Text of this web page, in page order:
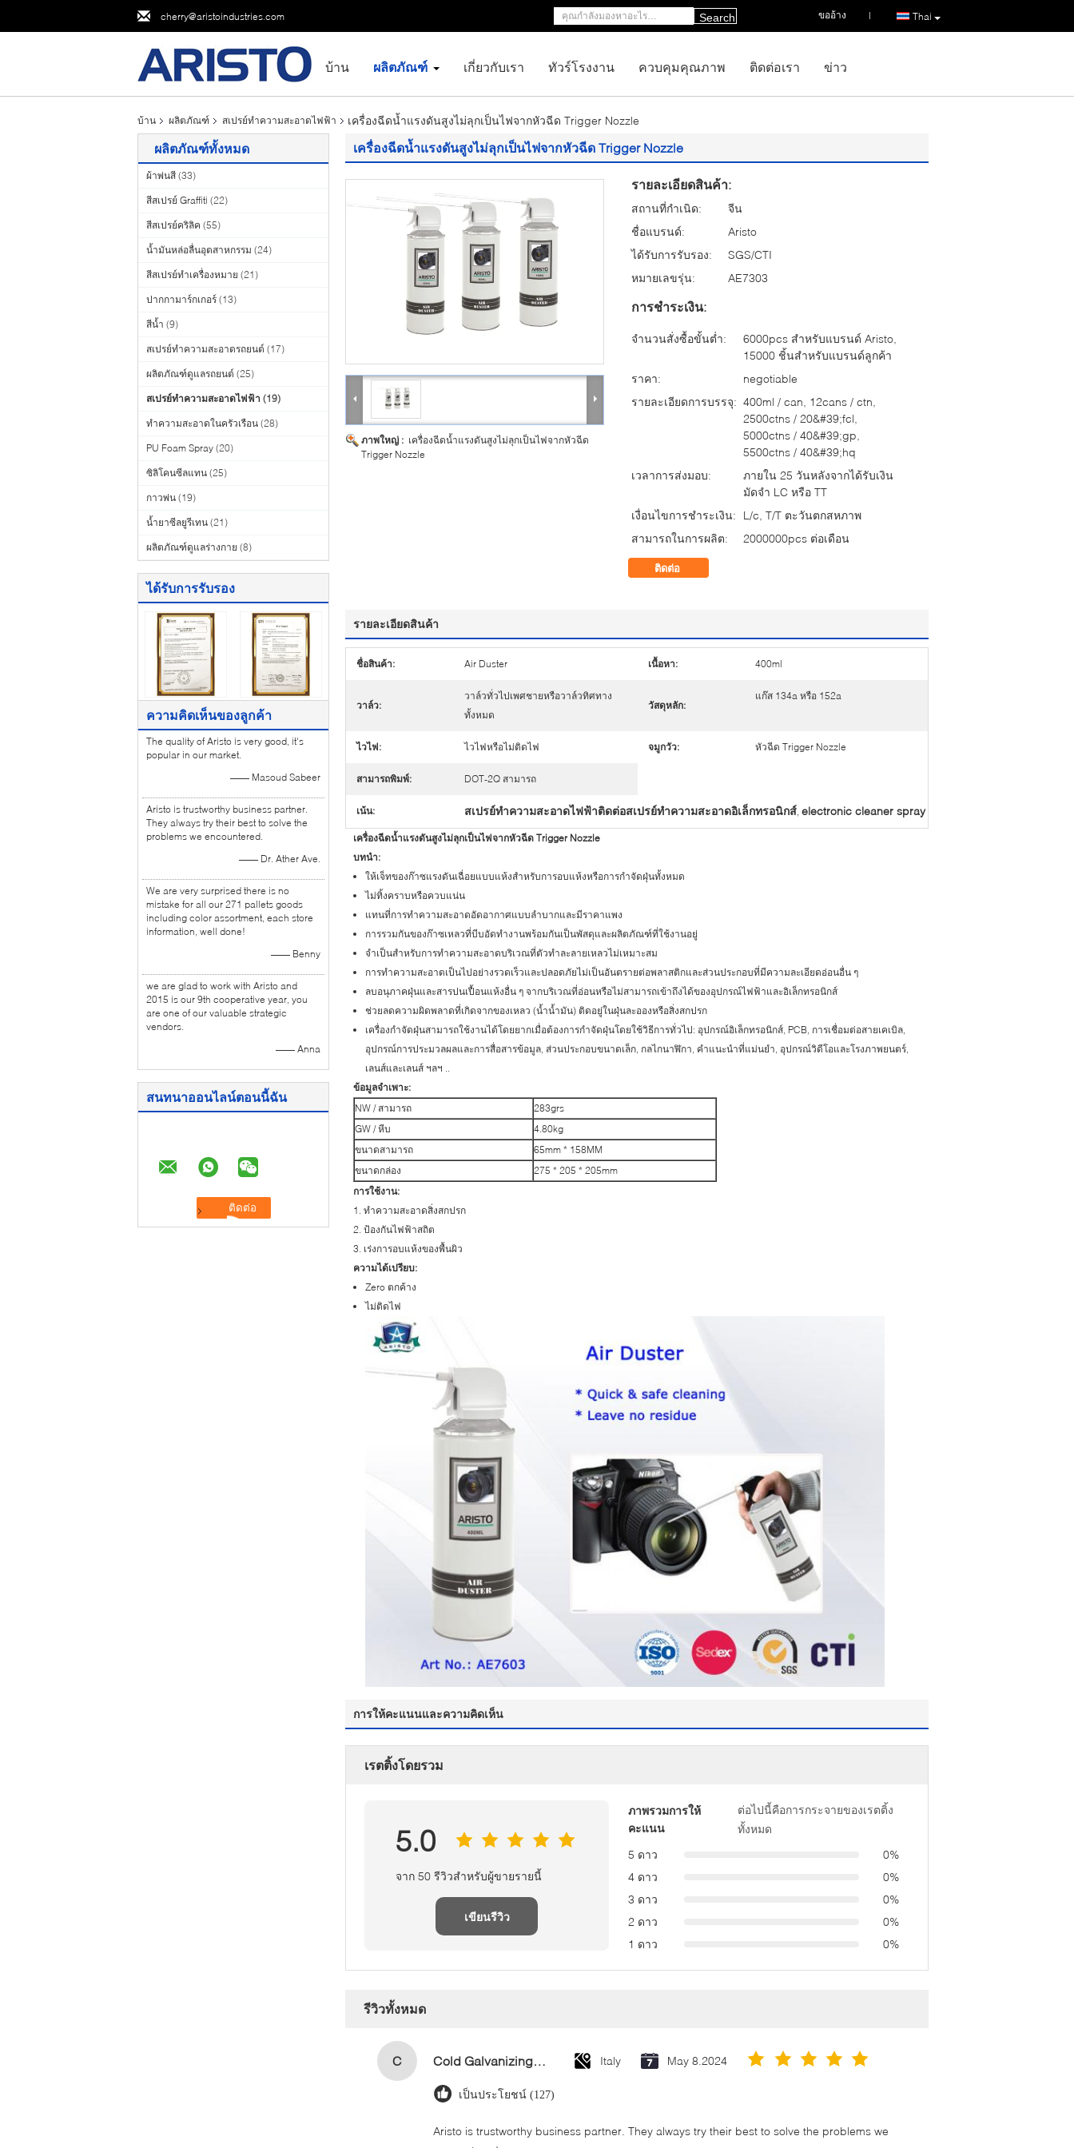
cherry@aristoindustries.com Thai
ขออ้าง |
Search
บ้าน ผลิตภัณฑ์ เกี่ยวกับเรา ทัวร์โรงงาน ควบคุมคุณภาพ ติดต่อเรา ข่าว
บ้าน ผลิตภัณฑ์ สเปรย์ทำความสะอาดไฟฟ้า เครื่องฉีดน้ำแรงดันสูงไม่ลุกเป็นไฟจากหัวฉีด Trigger Nozzle
ผลิตภัณฑ์ทั้งหมด
ผ้าพ่นสี (33)
สีสเปรย์ Graffiti (22)
สีสเปรย์คริลิค (55)
น้ำมันหล่อลื่นอุตสาหกรรม (24)
สีสเปรย์ทำเครื่องหมาย (21)
ปากกามาร์กเกอร์ (13)
สีน้ำ (9)
สเปรย์ทำความสะอาดรถยนต์ (17)
ผลิตภัณฑ์ดูแลรถยนต์ (25)
สเปรย์ทำความสะอาดไฟฟ้า (19)
ทำความสะอาดในครัวเรือน (28)
PU Foam Spray (20)
ซิลิโคนซีลแทน (25)
กาวพ่น (19)
น้ำยาซีลยูรีเทน (21)
ผลิตภัณฑ์ดูแลร่างกาย (8)
ได้รับการรับรอง
ความคิดเห็นของลูกค้า
The quality of Aristo is very good, it's
popular in our market.
—— Masoud Sabeer
Aristo is trustworthy business partner.
They always try their best to solve the
problems we encountered.
—— Dr. Ather Ave.
We are very surprised there is no
mistake for all our 271 pallets goods
including color assortment, each store
information, well done!
—— Benny
we are glad to work with Aristo and
2015 is our 9th cooperative year, you
are one of our valuable strategic
vendors.
—— Anna
สนทนาออนไลน์ตอนนี้ฉัน
เครื่องฉีดน้ำแรงดันสูงไม่ลุกเป็นไฟจากหัวฉีด Trigger Nozzle
ภาพใหญ่ : เครื่องฉีดน้ำแรงดันสูงไม่ลุกเป็นไฟจากหัวฉีด
Trigger Nozzle
รายละเอียดสินค้า:
สถานที่กำเนิด:
จีน
ชื่อแบรนด์:
Aristo
ได้รับการรับรอง:
SGS/CTI
หมายเลขรุ่น:
AE7303
การชำระเงิน:
จำนวนสั่งซื้อขั้นต่ำ:
6000pcs สำหรับแบรนด์ Aristo,
15000 ชิ้นสำหรับแบรนด์ลูกค้า
ราคา:
negotiable
รายละเอียดการบรรจุ: 400ml / can, 12cans / ctn,
2500ctns / 20&#39;fcl,
5000ctns / 40&#39;gp,
5500ctns / 40&#39;hq
เวลาการส่งมอบ:
ภายใน 25 วันหลังจากได้รับเงิน
มัดจำ LC หรือ TT
เงื่อนไขการชำระเงิน:
L/c, T/T ตะวันตกสหภาพ
สามารถในการผลิต:
2000000pcs ต่อเดือน
ติดต่อ
รายละเอียดสินค้า
ชื่อสินค้า: Air Duster เนื้อหา: 400ml
วาล์ว:
วาล์วทั่วไปเพศชายหรือวาล์วทิศทาง
ทั้งหมด
วัสดุหลัก:
แก๊ส 134a หรือ 152a
ไวไฟ: ไวไฟหรือไม่ติดไฟ จมูกวัว: หัวฉีด Trigger Nozzle
สามารถพิมพ์: DOT-2Q สามารถ
เน้น: สเปรย์ทำความสะอาดไฟฟ้าติดต่อสเปรย์ทำความสะอาดอิเล็กทรอนิกส์, electronic cleaner spray
เครื่องฉีดน้ำแรงดันสูงไม่ลุกเป็นไฟจากหัวฉีด Trigger Nozzle
บทนำ:
ให้เจ็ทของก๊าซแรงดันเฉื่อยแบบแห้งสำหรับการอบแห้งหรือการกำจัดฝุ่นทั้งหมด
ไม่ทิ้งคราบหรือควบแน่น
แทนที่การทำความสะอาดอัดอากาศแบบลำบากและมีราคาแพง
การรวมกันของก๊าซเหลวที่บีบอัดทำงานพร้อมกันเป็นพัสดุและผลิตภัณฑ์ที่ใช้งานอยู่
จำเป็นสำหรับการทำความสะอาดบริเวณที่ตัวทำละลายเหลวไม่เหมาะสม
การทำความสะอาดเป็นไปอย่างรวดเร็วและปลอดภัยไม่เป็นอันตรายต่อพลาสติกและส่วนประกอบที่มีความละเอียดอ่อนอื่น ๆ
ลบอนุภาคฝุ่นและสารปนเปื้อนแห้งอื่น ๆ จากบริเวณที่อ่อนหรือไม่สามารถเข้าถึงได้ของอุปกรณ์ไฟฟ้าและอิเล็กทรอนิกส์
ช่วยลดความผิดพลาดที่เกิดจากของเหลว (น้ำน้ำมัน) ติดอยู่ในฝุ่นละอองหรือสิ่งสกปรก
เครื่องกำจัดฝุ่นสามารถใช้งานได้โดยยากเมื่อต้องการกำจัดฝุ่นโดยใช้วิธีการทั่วไป: อุปกรณ์อิเล็กทรอนิกส์, PCB, การเชื่อมต่อสายเคเบิล,
อุปกรณ์การประมวลผลและการสื่อสารข้อมูล, ส่วนประกอบขนาดเล็ก, กลไกนาฬิกา, คำแนะนำที่แม่นยำ, อุปกรณ์วิดีโอและโรงภาพยนตร์,
เลนส์และเลนส์ ฯลฯ ..
ข้อมูลจำเพาะ:
NW / สามารถ
283grs
GW / หีบ
4.80kg
ขนาดสามารถ
65mm * 158MM
ขนาดกล่อง
275 * 205 * 205mm
การใช้งาน:
1. ทำความสะอาดสิ่งสกปรก
2. ป้องกันไฟฟ้าสถิต
3. เร่งการอบแห้งของพื้นผิว
ความได้เปรียบ:
Zero ตกค้าง
ไม่ติดไฟ
การให้คะแนนและความคิดเห็น
เรตติ้งโดยรวม
5.0
จาก 50 รีวิวสำหรับผู้ขายรายนี้
เขียนรีวิว
ภาพรวมการให้
คะแนน
ต่อไปนี้คือการกระจายของเรตติ้ง
ทั้งหมด
5 ดาว
0%
4 ดาว
0%
3 ดาว
0%
2 ดาว
0%
1 ดาว
0%
รีวิวทั้งหมด
C Cold Galvanizing Zinc Spray Paint 400ml Italy May 8.2024
เป็นประโยชน์ (127)
Aristo is trustworthy business partner. They always try their best to solve the problems we